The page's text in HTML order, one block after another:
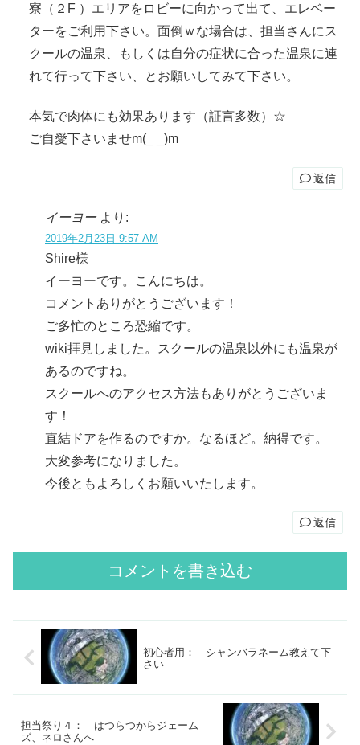
寮（２F ）エリアをロビーに向かって出て、エレベー
ターをご利用下さい。面倒ｗな場合は、担当さんにス
クールの温泉、もしくは自分の症状に合った温泉に連
れて行って下さい、とお願いしてみて下さい。
本気で肉体にも効果あります（証言多数）☆
ご自愛下さいませm(_ _)m
返信
イーヨー より:
2019年2月23日 9:57 AM
Shire様
イーヨーです。こんにちは。
コメントありがとうございます！
ご多忙のところ恐縮です。
wiki拝見しました。スクールの温泉以外にも温泉が
あるのですね。
スクールへのアクセス方法もありがとうございま
す！
直結ドアを作るのですか。なるほど。納得です。
大変参考になりました。
今後ともよろしくお願いいたします。
返信
コメントを書き込む
初心者用： シャンバラネーム教えて下
さい
担当祭り４： はつらつからジェーム
ズ、ネロさんへ